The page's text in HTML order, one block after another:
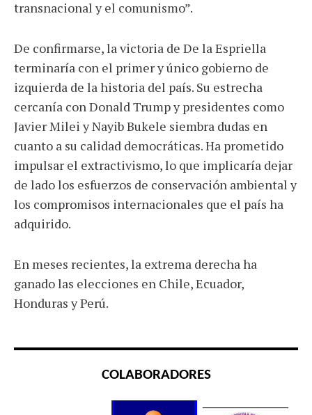
transnacional y el comunismo”.
De confirmarse, la victoria de De la Espriella
terminaría con el primer y único gobierno de
izquierda de la historia del país. Su estrecha
cercanía con Donald Trump y presidentes como
Javier Milei y Nayib Bukele siembra dudas en
cuanto a su calidad democráticas. Ha prometido
impulsar el extractivismo, lo que implicaría dejar
de lado los esfuerzos de conservación ambiental y
los compromisos internacionales que el país ha
adquirido.
En meses recientes, la extrema derecha ha
ganado las elecciones en Chile, Ecuador,
Honduras y Perú.
COLABORADORES